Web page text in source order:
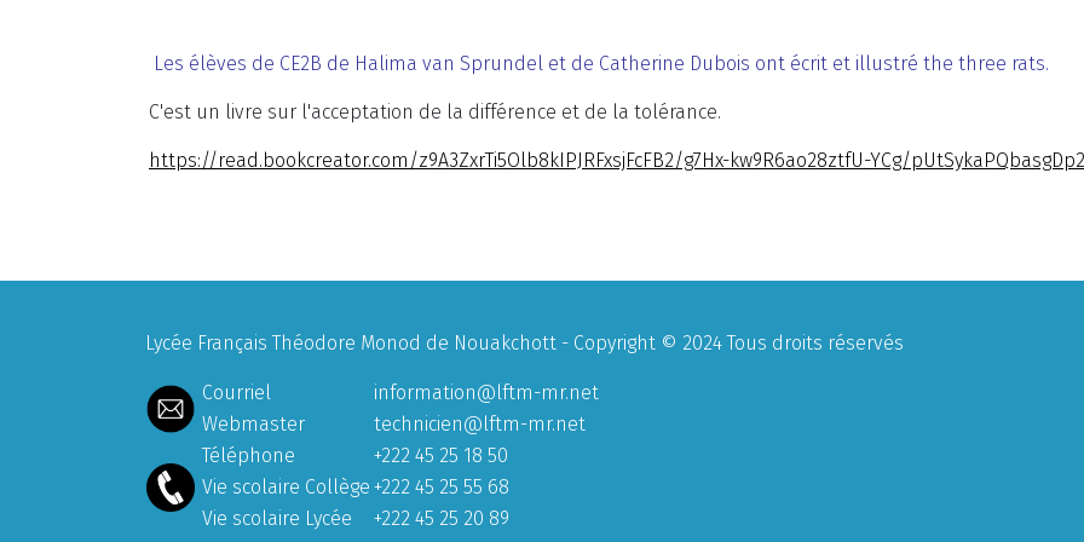
Les élèves de CE2B de Halima van Sprundel et de Catherine Dubois ont écrit et illustré the three rats.
C'est un livre sur l'acceptation de la différence et de la tolérance.
https://read.bookcreator.com/z9A3ZxrTi5Olb8kIPJRFxsjFcFB2/g7Hx-kw9R6ao28ztfU-YCg/
Lycée Français Théodore Monod de Nouakchott - Copyright © 2024 Tous droits réservés
Courriel
information@lftm-mr.net
Webmaster
technicien@lftm-mr.net
Téléphone
+222 45 25 18 50
Vie scolaire Collège +222 45 25 55 68
Vie scolaire Lycée
+222 45 25 20 89